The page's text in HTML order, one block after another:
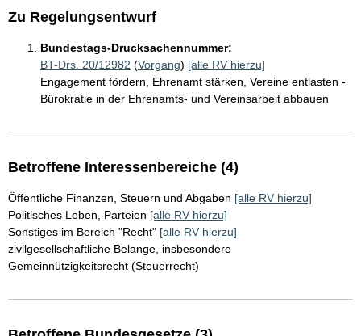
Zu Regelungsentwurf
Bundestags-Drucksachennummer:
BT-Drs. 20/12982 (Vorgang) [alle RV hierzu]
Engagement fördern, Ehrenamt stärken, Vereine entlasten -
Bürokratie in der Ehrenamts- und Vereinsarbeit abbauen
Betroffene Interessenbereiche (4)
Öffentliche Finanzen, Steuern und Abgaben [alle RV hierzu]
Politisches Leben, Parteien [alle RV hierzu]
Sonstiges im Bereich "Recht" [alle RV hierzu]
zivilgesellschaftliche Belange, insbesondere
Gemeinnützigkeitsrecht (Steuerrecht)